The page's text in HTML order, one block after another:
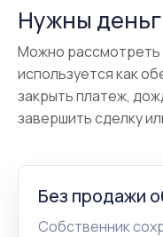
Нужны
Можно рассмотреть
используется как
закрыть платеж,
завершить сделку
Без продажи
Собственник